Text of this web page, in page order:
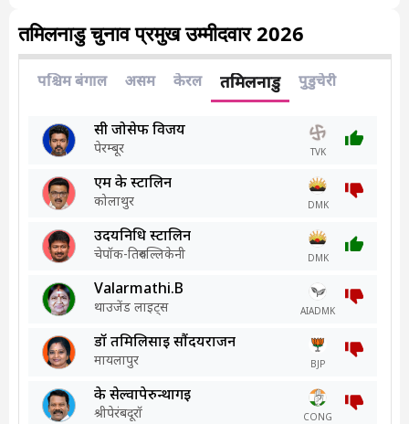
तमिलनाडु चुनाव प्रमुख उम्मीदवार 2026